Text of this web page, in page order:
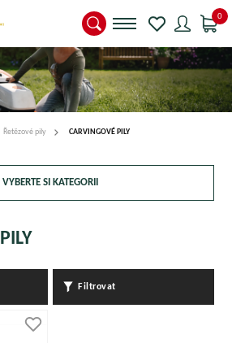
0
Řetězové pily CARVINGOVÉ PILY
VYBERTE SI KATEGORII
Filtrovat